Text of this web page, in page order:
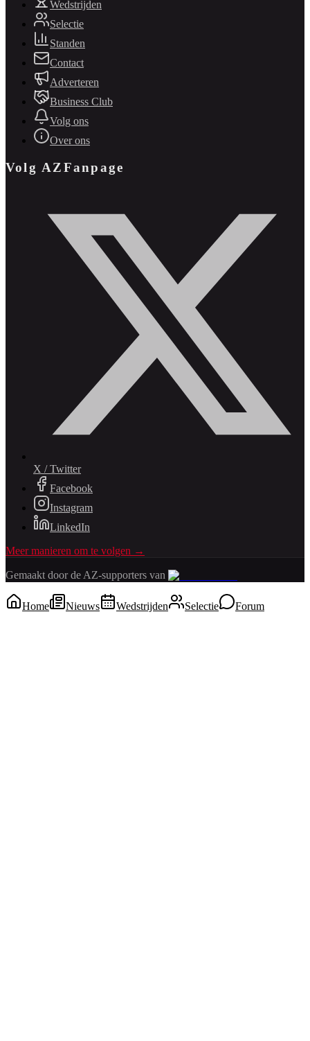
Wedstrijden
Selectie
Standen
Contact
Adverteren
Business Club
Volg ons
Over ons
Volg AZFanpage
X / Twitter
Facebook
Instagram
LinkedIn
Meer manieren om te volgen →
Gemaakt door de AZ-supporters van
Home Nieuws Wedstrijden Selectie Forum